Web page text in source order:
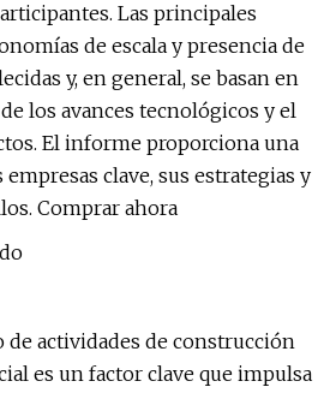
Las principales
de escala y presencia de
y, en general, se basan en
los avances tecnológicos y el
El informe proporciona una
clave, sus estrategias y
Comprar ahora
de actividades de construcción
es un factor clave que impulsa